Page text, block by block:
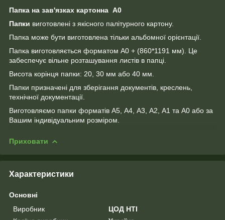
Папка на зав'язках картонна А0
Папки виготовлені з якісного палітурного картону.
Папка може бути виготовлена тільки альбомної орієнтації.
Папка виготовляється форматом А0 + (860*1191 мм). Це
забеспечує вільне розташування листів в папці.
Висота корінця папки: 20, 30 мм або 40 мм.
Папки призначені для зберігання документів, креслень,
технічної документації.
Виготовляємо папки форматів А5, А4, А3, А2, А1 та А0 або за
Вашим індивідуальним розміром.
Приховати
Характеристики
Основні
Виробник
ЦОД НТІ